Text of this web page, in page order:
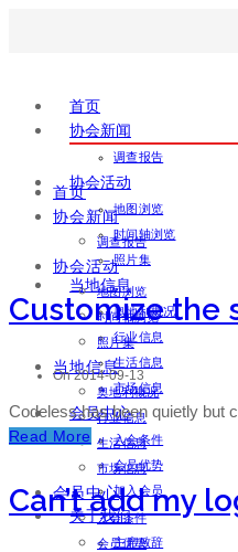
首页
协会新闻
调查报告
协会活动
地图浏览
时间轴浏览
照片集
当地信息
奥地利概况
行业信息
生活信息
市场信息
会员中心
入会条件
会员优势
加入会员
关于我们
主席致辞
首页
协会新闻
调查报告
协会活动
地图浏览
时间轴浏览
照片集
当地信息
奥地利概况
行业信息
生活信息
市场信息
会员中心
入会条件
会员优势
Customize the
On 2014-09-13
Codeless has been quietly but
Read More
Can’t add my